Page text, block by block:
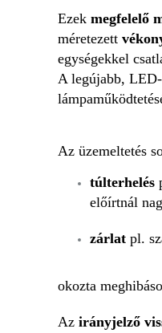
Ezek megfelelő
méretezett
egységekkel
A legújabb,
Az üzemeltetés
túlterhelés
előírtnál
zárlat pl.
okozta
Az irányjelző